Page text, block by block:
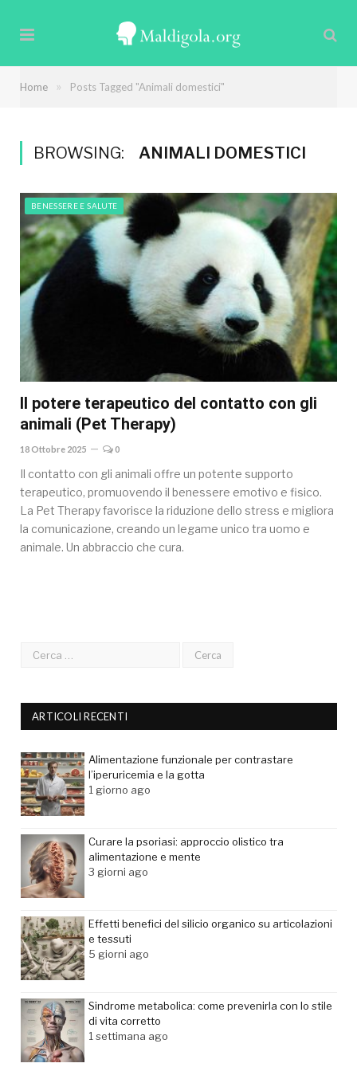
Home » Posts Tagged "Animali domestici"
BROWSING: ANIMALI DOMESTICI
BENESSERE E SALUTE
Il potere terapeutico del contatto con gli
animali (Pet Therapy)
18 Ottobre 2025 0
Il contatto con gli animali offre un potente supporto
terapeutico, promuovendo il benessere emotivo e fisico.
La Pet Therapy favorisce la riduzione dello stress e migliora
la comunicazione, creando un legame unico tra uomo e
animale. Un abbraccio che cura.
ARTICOLI RECENTI
Alimentazione funzionale per contrastare
l’iperuricemia e la gotta
1 giorno ago
Curare la psoriasi: approccio olistico tra
alimentazione e mente
3 giorni ago
Effetti benefici del silicio organico su articolazioni
e tessuti
5 giorni ago
Sindrome metabolica: come prevenirla con lo stile
di vita corretto
1 settimana ago